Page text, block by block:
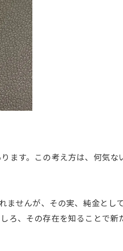
ます。この考え方は、何気な
ませんが、その実、純金とし
ろ、その存在を知ることで新